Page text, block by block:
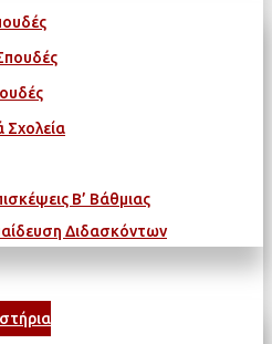
Σχολεία
Β’ Βάθμιας
Διδασκόντων